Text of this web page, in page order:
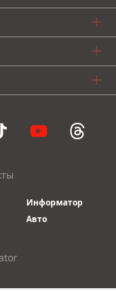
Информатор
Авто